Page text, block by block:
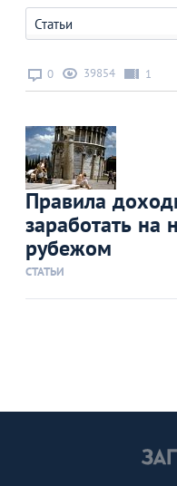
Статьи
0 39854 1
Правила
заработать на
рубежом
СТАТЬИ